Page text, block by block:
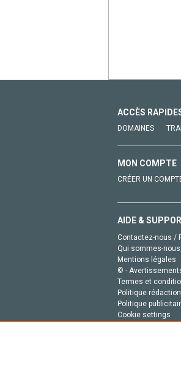
ACCÈS
DOMAINES
MON COMPTE
CRÉER UN
AIDE &
Contactez-nous /
Qui sommes-nous
Mentions légales
© -
Termes et
Politique
Politique
Cookie settings